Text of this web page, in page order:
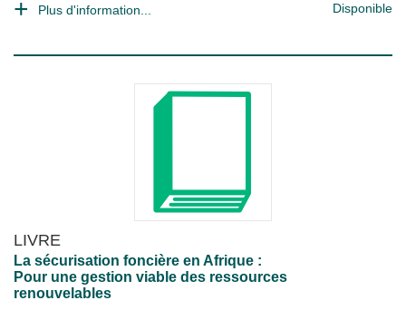
Plus d'information... Disponible
LIVRE
La sécurisation foncière en Afrique :
Pour une gestion viable des ressources
renouvelables